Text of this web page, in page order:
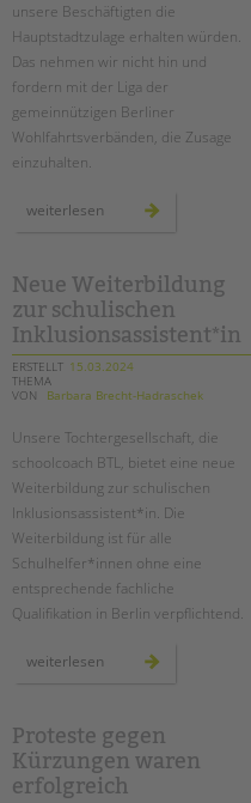
unsere Beschäftigten die
Hauptstadtzulage erhalten würden.
Das nehmen wir nicht hin und
fordern mit der Liga der
gemeinnützigen Berliner
Wohlfahrtsverbänden, die Zusage
einzuhalten.
weiterlesen hauptstadtzulage
Neue Weiterbildung
zur schulischen
Inklusionsassistent*in
ERSTELLT 15.03.2024
THEMA
VON
Barbara Brecht-Hadraschek
Unsere Tochtergesellschaft, die
schoolcoach BTL, bietet eine neue
Weiterbildung zur schulischen
Inklusionsassistent*in. Die
Weiterbildung ist für alle
Schulhelfer*innen ohne eine
entsprechende fachliche
Qualifikation in Berlin verpflichtend.
weiterlesen
weiterbildung
Proteste gegen
Kürzungen waren
erfolgreich